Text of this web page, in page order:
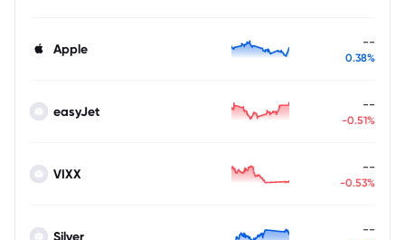
Apple --
0.38%
easyJet --
-0.51%
VIXX --
-0.53%
Silver --